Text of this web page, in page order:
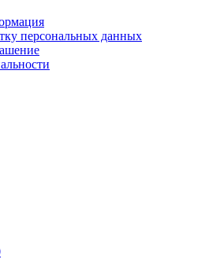
персональных данных